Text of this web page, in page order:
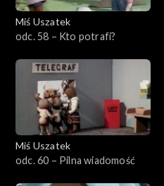
Miś Uszatek
odc. 58 – Kto potrafi?
Miś Uszatek
odc. 60 – Pilna wiadomość